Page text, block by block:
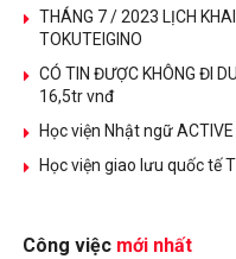
THÁNG 7 / 2023 LỊCH
TOKUTEIGINO
CÓ TIN ĐƯỢC KHÔNG ĐI
16,5tr vnđ
Học viện Nhật ngữ ACTIVE
Học viện giao lưu quốc tế
Công việcmới nhất